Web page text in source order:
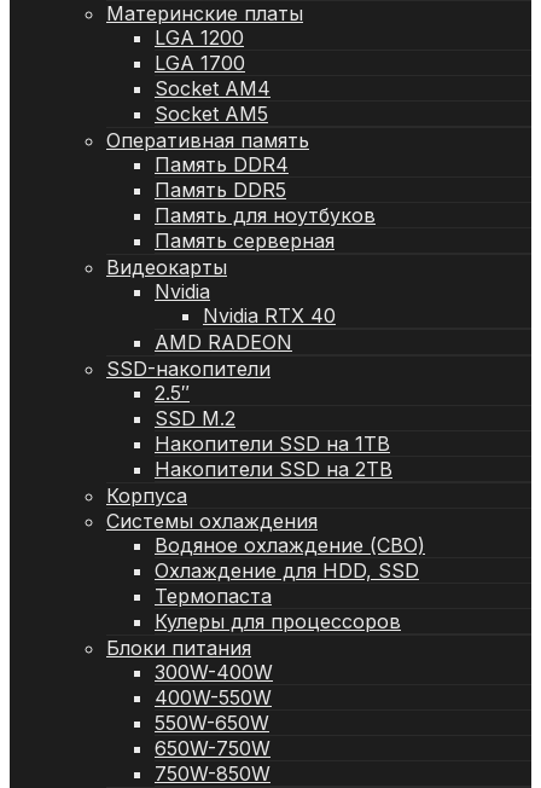
Материнские платы
LGA 1200
LGA 1700
Socket AM4
Socket AM5
Оперативная память
Память DDR4
Память DDR5
Память для ноутбуков
Память серверная
Видеокарты
Nvidia
Nvidia RTX 40
AMD RADEON
SSD-накопители
2.5″
SSD M.2
Накопители SSD на 1TB
Накопители SSD на 2TB
Корпуса
Системы охлаждения
Водяное охлаждение (СВО)
Охлаждение для HDD, SSD
Термопаста
Кулеры для процессоров
Блоки питания
300W-400W
400W-550W
550W-650W
650W-750W
750W-850W